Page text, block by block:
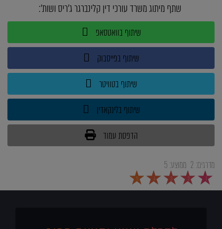
שתף מיתוג משרד עורכי דין קלינברגר ג'ריס ושות':
שיתוף בוואטסאפ
שיתוף בפייסבוק
שיתוף בטוויטר
שיתוף בלינקאדין
הדפסת עמוד
מדרגים: 2 ממוצע:5
1
2
3
4
5